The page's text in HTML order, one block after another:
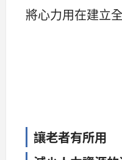
將心力用在建立
讓老者有所用